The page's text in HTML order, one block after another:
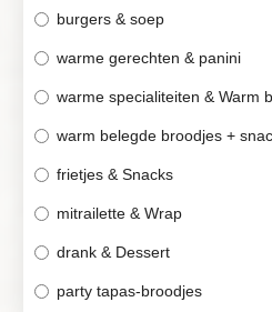
burgers & soep
warme gerechten & panini
warme specialiteiten & Warm
warm belegde broodjes +
frietjes & Snacks
mitrailette & Wrap
drank & Dessert
party tapas-broodjes